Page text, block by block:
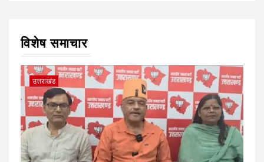
विशेष समाचार
उत्तराखंड